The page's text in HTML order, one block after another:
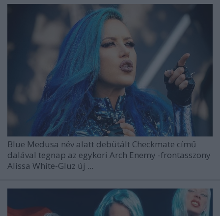
Blue Medusa név alatt debütált Checkmate című
dalával tegnap az egykori Arch Enemy -frontasszony
Alissa White-Gluz új ...